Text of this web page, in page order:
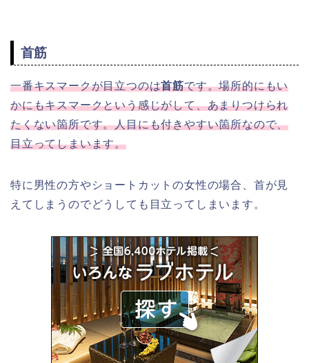
首筋
一番キスマークが目立つのは首筋です。場所的にもい
かにもキスマークという感じがして、あまりつけられ
たくない箇所です。人目にも付きやすい箇所なので、
目立ってしまいます。
特に男性の方やショートカットの女性の場合、首が見
えてしまうのでどうしても目立ってしまいます。